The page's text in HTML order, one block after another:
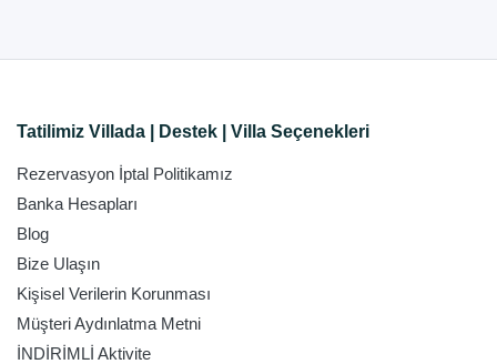
Tatilimiz Villada | Destek | Villa Seçenekleri
Rezervasyon İptal Politikamız
Banka Hesapları
Blog
Bize Ulaşın
Kişisel Verilerin Korunması
Müşteri Aydınlatma Metni
İNDİRİMLİ Aktivite